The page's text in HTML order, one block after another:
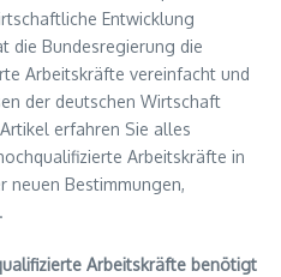
Entwicklung
die Bundesregierung die
Arbeitskräfte vereinfacht und
der deutschen Wirtschaft
erfahren Sie alles
Arbeitskräfte in
neuen Bestimmungen,
Arbeitskräfte benötigt